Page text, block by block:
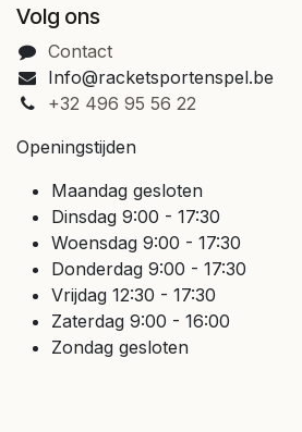
Volg ons
Contact
Info@racketsportenspel.be
+32 496 95 56 22
Openingstijden
Maandag gesloten
Dinsdag 9:00 - 17:30
Woensdag 9:00 - 17:30
Donderdag 9:00 - 17:30
Vrijdag 12:30 - 17:30
Zaterdag 9:00 - 16:00
Zondag gesloten